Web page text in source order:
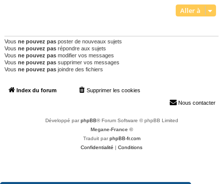
Aller à
Vous ne pouvez pas poster de nouveaux sujets
Vous ne pouvez pas répondre aux sujets
Vous ne pouvez pas modifier vos messages
Vous ne pouvez pas supprimer vos messages
Vous ne pouvez pas joindre des fichiers
Index du forum Supprimer les cookies
Nous contacter
Développé parphpBB® Forum Software © phpBB Limited
Megane-France ©
Traduit parphpBB-fr.com
Confidentialité | Conditions